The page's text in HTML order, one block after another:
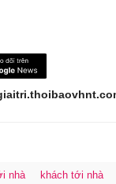
nhà khách tới nhà